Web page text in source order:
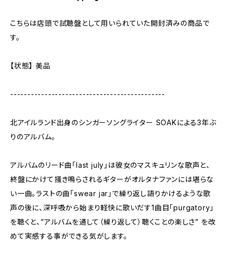
こちらは店頭で試聴盤として用いられていた開封済みの商品で
す。
【状態】 美品
---------------------------------------------
北アイルランド出身のシンガーソングライター SOAKによる3年ぶ
りのアルバム。
アルバムのリード曲「last july」は彼女のマスキュリンな歌声と、
終盤にかけて掻き鳴らされるギターがオルタナファンには堪らな
い一曲。ラストの曲「swear jar」で繰り返し語りかけるような歌
声の後に、深呼吸から始まり軽快に歌いだす1曲目「purgatory」
を聴くと、”アルバムを通して（繰り返して）聴くことの楽しさ” を改
めて実感する事ができる気がします。